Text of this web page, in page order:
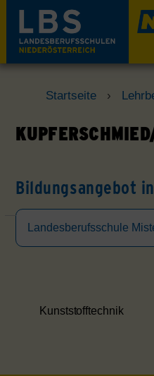
content
Startseite ›
Bildungsangebot
Landesberufsschule
Kunststofftechnik